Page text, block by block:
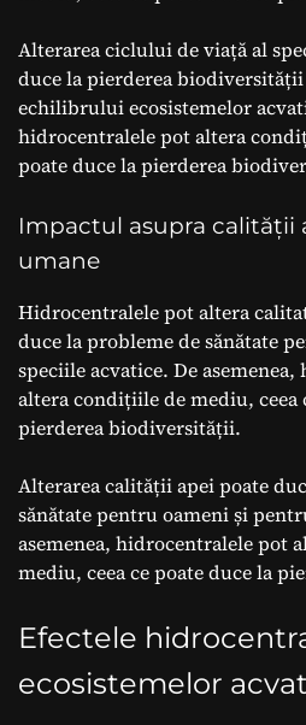
Alterarea ciclului de viață al
duce la pierderea biodiversității
echilibrului ecosistemelor
hidrocentralele pot altera
poate duce la pierderea
Impactul asupra calității
umane
Hidrocentralele pot altera
duce la probleme de sănătate
speciile acvatice. De
altera condițiile de mediu, ceea
pierderea biodiversității.
Alterarea calității apei poate
sănătate pentru oameni și
asemenea, hidrocentralele pot
mediu, ceea ce poate duce la
Efectele
ecosistemelor